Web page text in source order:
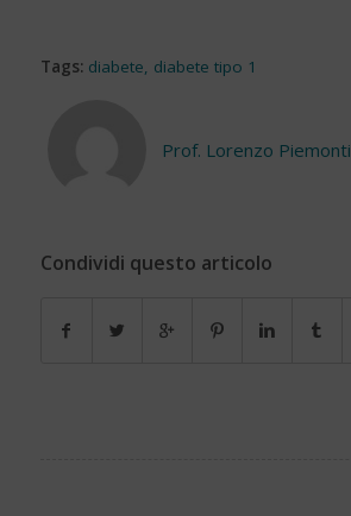
Tags: diabete, diabete tipo 1
Prof. Lorenzo Piemonti
Condividi questo articolo